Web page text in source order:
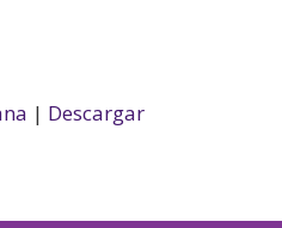
| Descargar